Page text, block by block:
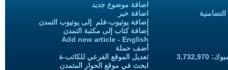
اضافة موضوع جديد
اضافة خبر
إضافة يوتيوب-فلم إلى يوتيوب التمدن
إضافة كتاب إلى مكتبة التمدن
Add new article - English
أضف حملة
تعديل الموقع الفرعي للكاتب-ة
ابحث في موقع الحوار المتمدن